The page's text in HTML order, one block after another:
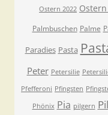
Ostern 2022
Palmbuschen Palme
Paradies Pasta
Peter Petersilie
Pfefferoni Pfingsten
Phönix Pia pilgern